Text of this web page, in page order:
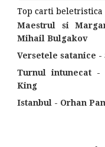
Top carti beletristica
Maestrul si
Mihail Bulgakov
Versetele satanice -
Turnul intunecat -
King
Istanbul - Orhan